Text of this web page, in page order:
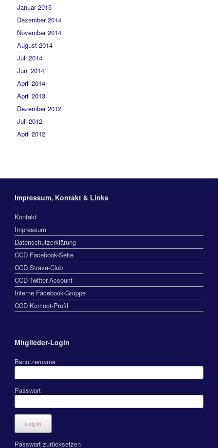
Januar 2015
Dezember 2014
November 2014
August 2014
Juli 2014
Juni 2014
April 2014
April 2013
Dezember 2012
Juli 2012
April 2012
Impressum, Kontakt & Links
Kontakt
Impressum
Datenschutzerklärung
CCD Facebook-Seite
CCD Strava-Club
CCD-Twitter-Account
Interne Facebook-Gruppe
CCD Komoot-Profil
Mitglieder-Login
Benutzername
Passwort
Passwort zurücksetzen